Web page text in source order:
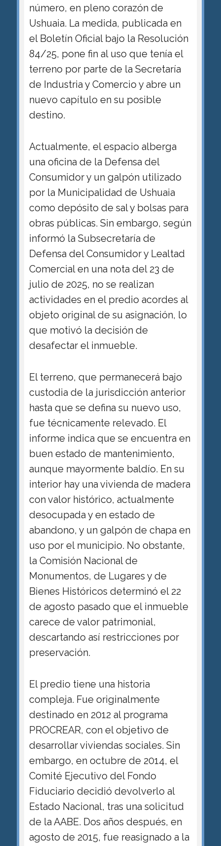
número, en pleno corazón de
Ushuaia. La medida, publicada en
el Boletín Oficial bajo la Resolución
84/25, pone fin al uso que tenía el
terreno por parte de la Secretaría
de Industria y Comercio y abre un
nuevo capítulo en su posible
destino.
Actualmente, el espacio alberga
una oficina de la Defensa del
Consumidor y un galpón utilizado
por la Municipalidad de Ushuaia
como depósito de sal y bolsas para
obras públicas. Sin embargo, según
informó la Subsecretaría de
Defensa del Consumidor y Lealtad
Comercial en una nota del 23 de
julio de 2025, no se realizan
actividades en el predio acordes al
objeto original de su asignación, lo
que motivó la decisión de
desafectar el inmueble.
El terreno, que permanecerá bajo
custodia de la jurisdicción anterior
hasta que se defina su nuevo uso,
fue técnicamente relevado. El
informe indica que se encuentra en
buen estado de mantenimiento,
aunque mayormente baldío. En su
interior hay una vivienda de madera
con valor histórico, actualmente
desocupada y en estado de
abandono, y un galpón de chapa en
uso por el municipio. No obstante,
la Comisión Nacional de
Monumentos, de Lugares y de
Bienes Históricos determinó el 22
de agosto pasado que el inmueble
carece de valor patrimonial,
descartando así restricciones por
preservación.
El predio tiene una historia
compleja. Fue originalmente
destinado en 2012 al programa
PROCREAR, con el objetivo de
desarrollar viviendas sociales. Sin
embargo, en octubre de 2014, el
Comité Ejecutivo del Fondo
Fiduciario decidió devolverlo al
Estado Nacional, tras una solicitud
de la AABE. Dos años después, en
agosto de 2015, fue reasignado a la